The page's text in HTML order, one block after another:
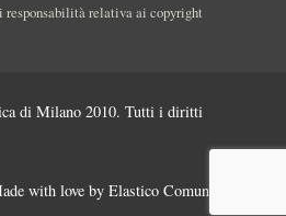
responsabilità relativa ai copyright
di Milano 2010. Tutti i diritti
with love by Elastico Comunicazione